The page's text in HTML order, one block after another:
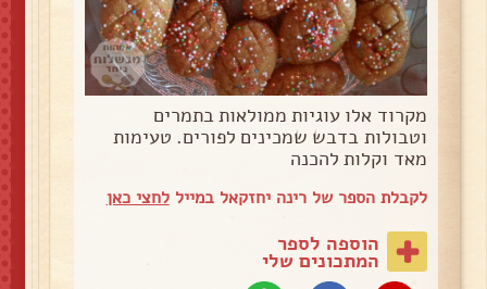
מקרוד אלו עוגיות ממולאות בתמרים
וטבולות בדבש שמכינים לפורים. טעימות
מאד וקלות להכנה
לקבלת הספר של רינה יחזקאל במייללחצי כאן
הוספה לספר
המתכונים שלי